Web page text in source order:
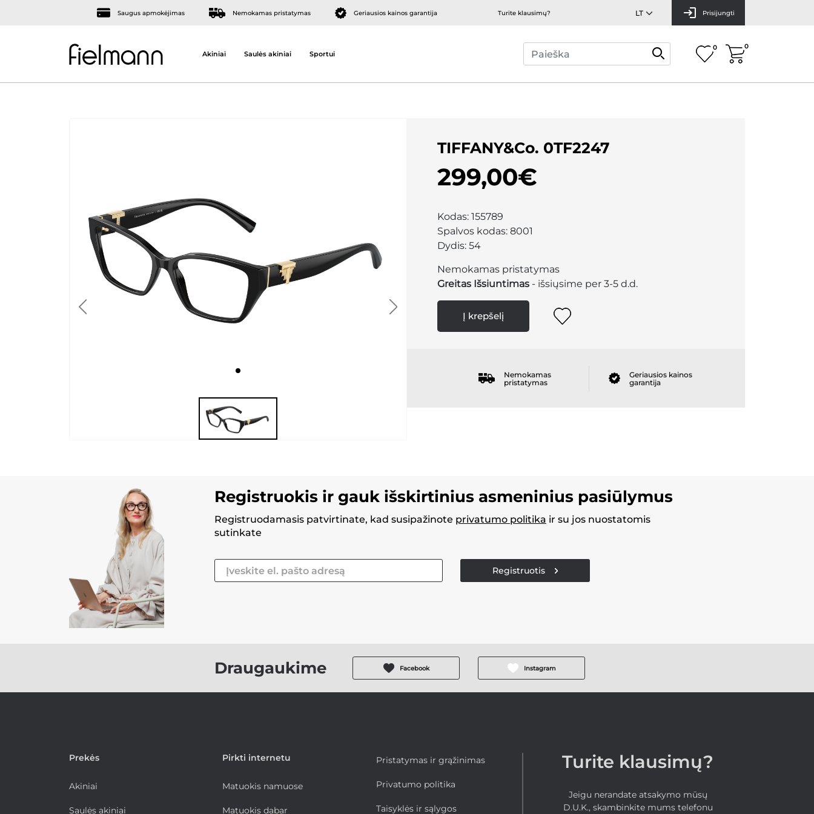
Saugus apmokėjimas Nemokamas pristatymas Geriausios kainos garantija Turite klausimų? Prisijungti
Akiniai Saulės akiniai Sportui
0 0
TIFFANY&Co. 0TF2247
299,00€
Kodas: 155789
Spalvos kodas: 8001
Dydis: 54
Nemokamas pristatymas
Greitas Išsiuntimas - išsiųsime per 3-5 d.d.
Į krepšelį
Nemokamas
pristatymas
Geriausios kainos
garantija
Registruokis ir gauk išskirtinius asmeninius pasiūlymus
Registruodamasis patvirtinate, kad susipažinote privatumo politika ir su jos nuostatomis
sutinkate
Registruotis
Draugaukime Facebook Instagram
Prekės
Akiniai
Saulės akiniai
Pirkti internetu
Matuokis namuose
Matuokis dabar
Pristatymas ir grąžinimas
Privatumo politika
Taisyklės ir sąlygos
Turite klausimų?
Jeigu nerandate atsakymo mūsų
D.U.K., skambinkite mums telefonu